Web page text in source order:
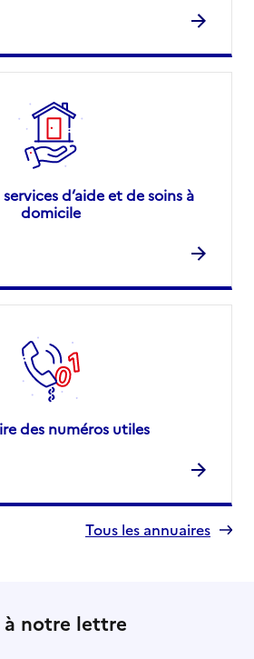
d’aide et de soins à
domicile
des numéros utiles
Tous les annuaires
à notre lettre